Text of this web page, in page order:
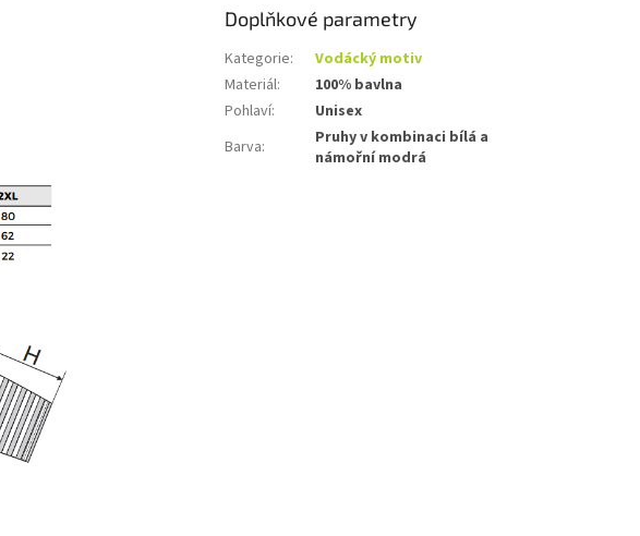
Doplňkové parametry
Kategorie:
Vodácký motiv
Materiál:
100% bavlna
Pohlaví:
Unisex
Barva:
Pruhy v kombinaci bílá a
námořní modrá